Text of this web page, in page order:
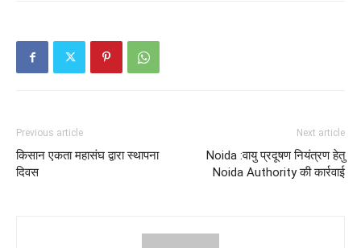
Previous article
किसान एकता महासंघ द्वारा स्थापना
दिवस
Next article
Noida :वायु प्रदूषण नियंत्रण हेतु
Noida Authority की कार्रवाई